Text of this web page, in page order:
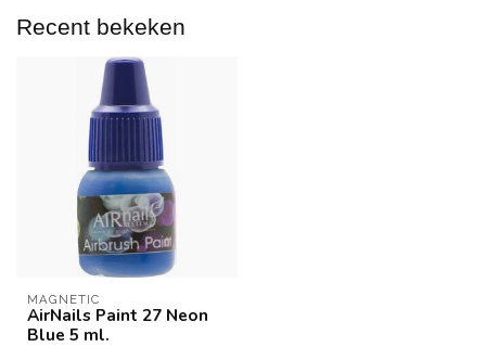
Recent bekeken
MAGNETIC
AirNails Paint 27 Neon
Blue 5 ml.